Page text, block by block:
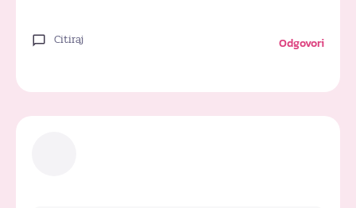
Citiraj Odgovori